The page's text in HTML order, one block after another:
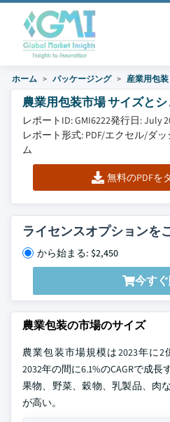
ホーム パッケージング 産業用包装
農業用包装市場 サイズとシ
レポートID: GMI6222発行日: July
レポート形式: PDF/エクセル/ダ
ム
無料のPDFを
ライセンスオプションを
から始まる: $2,450
今す
農業包装の市場のサイズ
農業包装市場規模は2023年に2
2032年の間に6.1%のCAGRで成長
果物、野菜、穀物、乳製品、肉
が高い。